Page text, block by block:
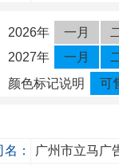
2026年 一月
2027年
一月
颜色标记说明
可
：
广州市立马广